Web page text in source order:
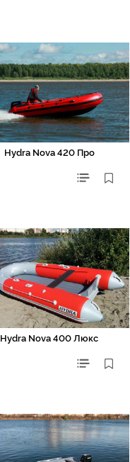
Hydra Nova 420 Про
Hydra Nova 400 Люкс